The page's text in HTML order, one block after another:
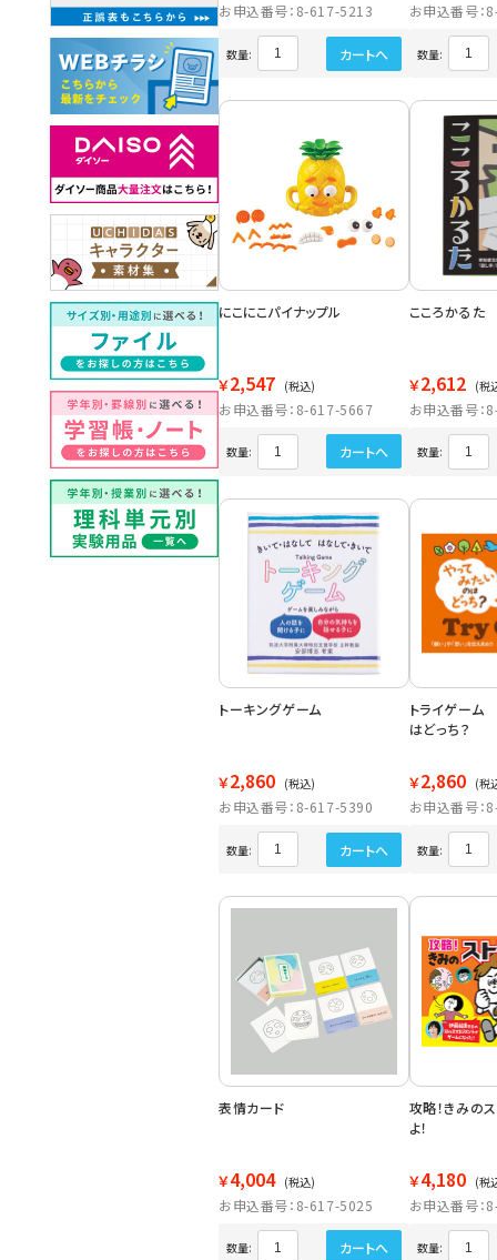
お申込番号：8-617-5213
数量: カートへ
お申込番号
数量:
にこにこパイナップル
￥2,547 (税込)
お申込番号：8-617-5667
数量: カートへ
こころかる
￥2,612 (税
お申込番号
数量:
トーキングゲーム
￥2,860 (税込)
お申込番号：8-617-5390
数量: カートへ
トライゲーム
はどっち？
￥2,860 (税
お申込番号
数量:
表情カード
￥4,004 (税込)
お申込番号：8-617-5025
数量: カートへ
攻略！きみの
よ！
￥4,180 (税
お申込番号
数量: